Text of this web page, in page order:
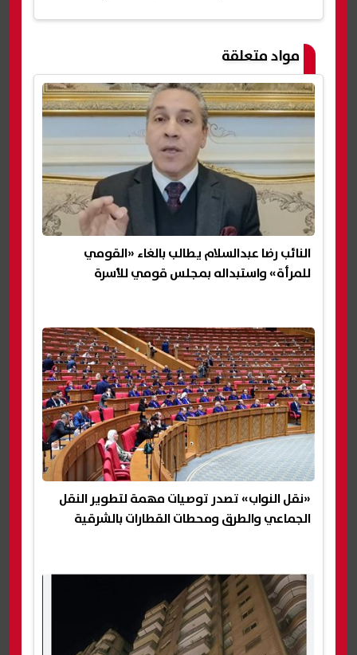
مواد متعلقة
النائب رضا عبدالسلام يطالب بالغاء «القومي
للمرأة» واستبداله بمجلس قومي للأسرة
«نقل النواب» تصدر توصيات مهمة لتطوير النقل
الجماعي والطرق ومحطات القطارات بالشرقية